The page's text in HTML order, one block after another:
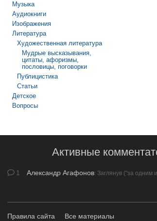
Музыка
Аудиокниги
Изображения
Литература
Художественная литература
Мудрые высказывания,
цитаты, афоризмы,
пословицы, поговорки
Публицистика
Статьи
Детское
Вопросы
Активные
1 Александр Агафонов: Заглянув ("за одним
Правила сайта Все материалы